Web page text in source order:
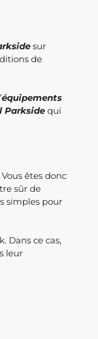
sur
de
équipements
Parksidequi
êtes donc
sûr de
simples pour
Dans ce cas,
leur